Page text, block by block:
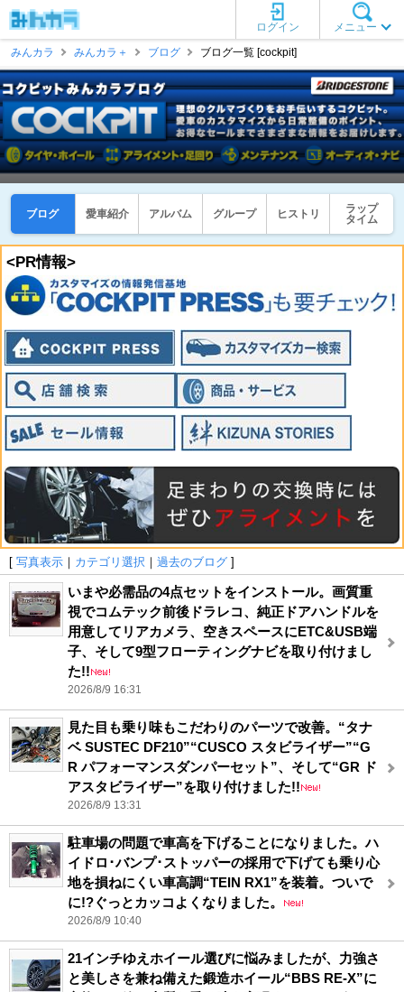
メニュー
ログイン
みんカラ
みんカラ＋ ブログ ブログ一覧 [cockpit]
ブログ 愛車紹介 アルバム グループ ヒストリ
ラップ
タイム
<PR情報>
[ 写真表示 ｜ カテゴリ選択 ｜ 過去のブログ ]
いまや必需品の4点セットをインストール。画質重
視でコムテック前後ドラレコ、純正ドアハンドルを
用意してリアカメラ、空きスペースにETC&USB端
子、そして9型フローティングナビを取り付けまし
た!!
2026/8/9 16:31
見た目も乗り味もこだわりのパーツで改善。“タナ
ベ SUSTEC DF210”“CUSCO スタビライザー”“G
R パフォーマンスダンパーセット”、そして“GR ド
アスタビライザー”を取り付けました!!
2026/8/9 13:31
駐車場の問題で車高を下げることになりました。ハ
イドロ･バンプ･ストッパーの採用で下げても乗り心
地を損ねにくい車高調“TEIN RX1”を装着。ついで
に!?ぐっとカッコよくなりました。
2026/8/9 10:40
21インチゆえホイール選びに悩みましたが、力強さ
と美しさを兼ね備えた鍛造ホイール“BBS RE-X”に